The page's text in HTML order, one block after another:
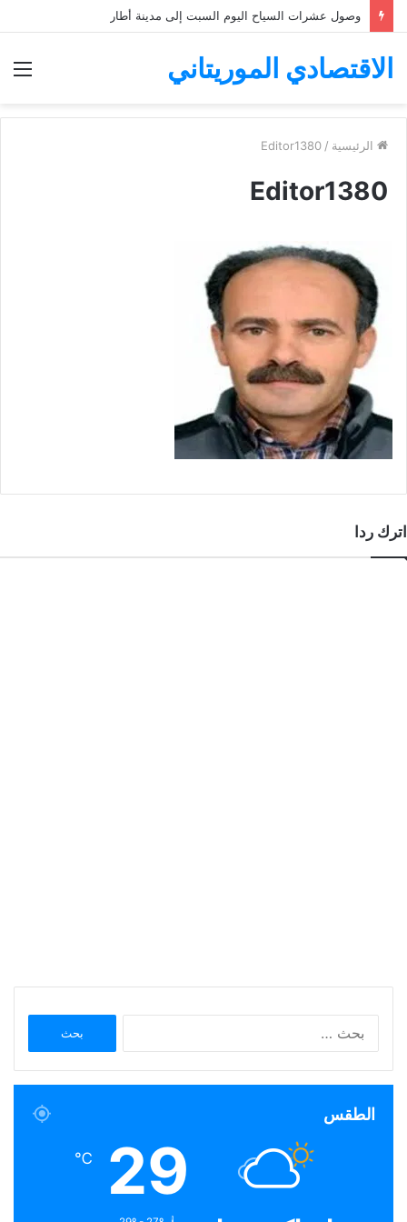
وصول عشرات السياح اليوم السبت إلى مدينة أطار
الاقتصادي الموريتاني
الرئيسية /
Editor1380
Editor1380
اترك ردا
الطقس
29
℃